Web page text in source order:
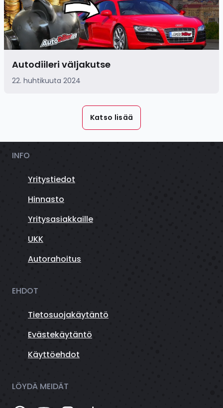
Autodiileri väljakutse
22. huhtikuuta 2024
Katso lisää
INFO
Yritystiedot
Hinnasto
Yritysasiakkaille
UKK
Autorahoitus
EHDOT
Tietosuojakäytäntö
Evästekäytäntö
Käyttöehdot
LÖYDÄ MEIDÄT